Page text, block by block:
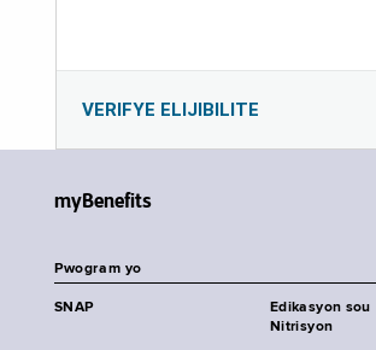
VERIFYE ELIJIBILITE
myBenefits
Pwogram yo
SNAP
Edikasyon sou
Nitrisyon